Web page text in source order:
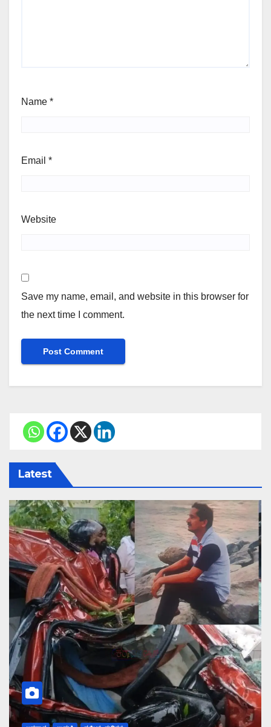
Name *
Email *
Website
Save my name, email, and website in this browser for
the next time I comment.
Latest